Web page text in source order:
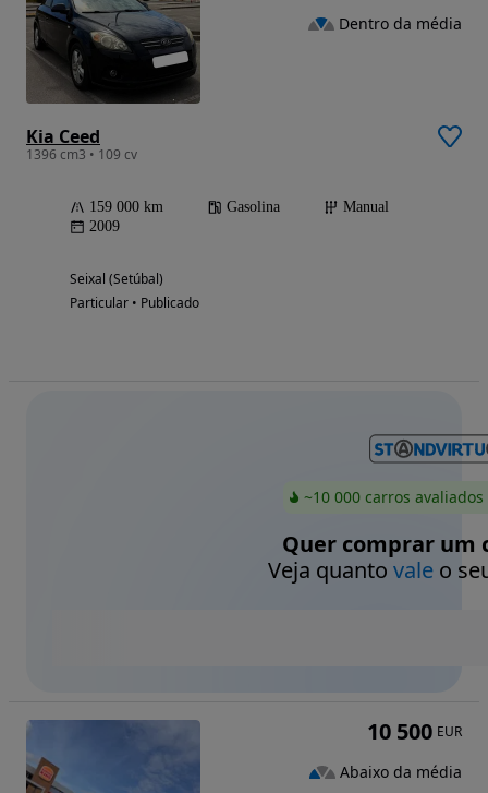
Kia Ceed
1396 cm3 • 109 cv
159 000 km Gasolina
Manual
2009
Seixal (Setúbal)
Particular • Publicado
Dentro da média
~10 000 carros
Quer comprar um
Veja quanto valeo
10 500 EUR
Abaixo da média